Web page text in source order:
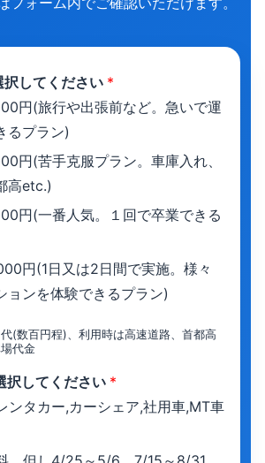
してください *
円(旅行や出張前など。急いで運
るプラン)
円(苦手克服プラン。車庫入れ、
高etc.)
円(一番人気。１回で卒業できる
円(1日又は2日間で実施。様々
ョンを体験できるプラン)
代(数百円程)、利用時は高速道路、首都高
代金
択してください *
ンタカー,カーシェア,社用車,MT車